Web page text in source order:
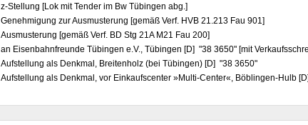
z-Stellung [Lok mit Tender im Bw Tübingen abg.]
Genehmigung zur Ausmusterung [gemäß Verf. HVB 21.213 Fau 901]
Ausmusterung [gemäß Verf. BD Stg 21A M21 Fau 200]
an Eisenbahnfreunde Tübingen e.V., Tübingen [D] "38 3650" [mit
Aufstellung als Denkmal, Breitenholz (bei Tübingen) [D] "38 3650"
Aufstellung als Denkmal, vor Einkaufscenter »Multi-Center«, Böblingen-Hulb